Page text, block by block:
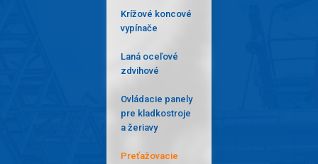
Krížové koncové
vypínače
Laná oceľové
zdvihové
Ovládacie panely
pre kladkostroje
a žeriavy
Preťažovacie